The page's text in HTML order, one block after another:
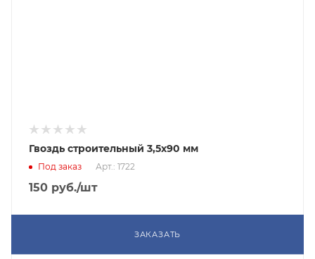
Гвоздь строительный 3,5х90 мм
Под заказ Арт.: 1722
150 руб./шт
ЗАКАЗАТЬ